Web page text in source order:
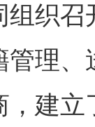
组织
管理
建